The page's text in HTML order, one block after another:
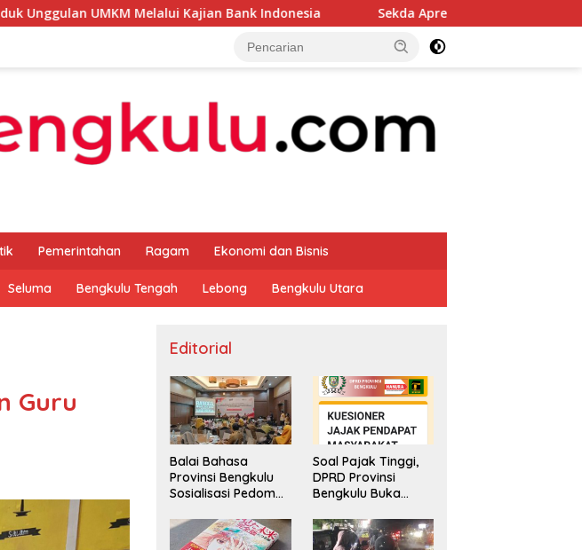
Melalui Kajian Bank Indonesia Sekda Apresiasi Inspektorat Provinsi Bengkulu
Pemerintahan Ragam Ekonomi dan Bisnis
Seluma Bengkulu Tengah Lebong Bengkulu Utara
Guru
Editorial
Balai Bahasa
Provinsi Bengkulu
Sosialisasi Pedoman
Penggunaan
Bahasa Indonesia
Soal Pajak Tinggi,
DPRD Provinsi
Bengkulu Buka
Pengaduan
Masyarakat